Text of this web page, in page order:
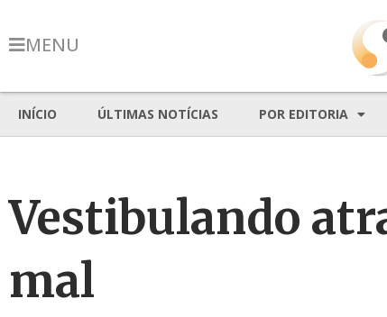
MENU
INÍCIO ÚLTIMAS NOTÍCIAS POR EDITORIA
Vestibulando
mal